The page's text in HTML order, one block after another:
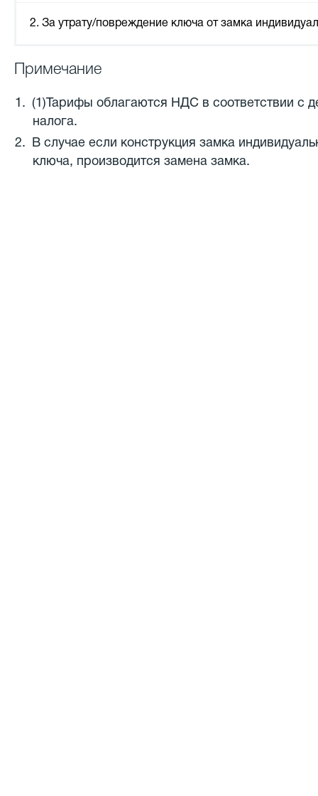
2. За утрату/повреждение ключа от замка
Примечание
(1)Тарифы облагаются НДС в соответствии с
налога.
В случае если конструкция замка
ключа, производится замена замка.